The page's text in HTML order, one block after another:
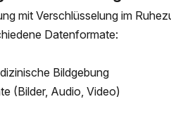
mit Verschlüsselung im
Datenformate:
Bildgebung
(Bilder, Audio, Video)